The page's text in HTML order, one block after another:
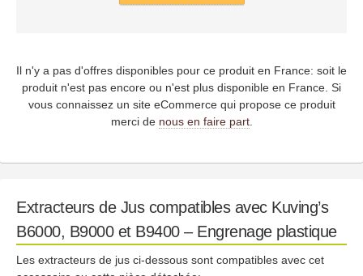
Il n'y a pas d'offres disponibles pour ce produit en France: soit le
produit n'est pas encore ou n'est plus disponible en France. Si
vous connaissez un site eCommerce qui propose ce produit
merci de nous en faire part.
Extracteurs de Jus compatibles avec Kuving’s
B6000, B9000 et B9400 – Engrenage plastique
Les extracteurs de jus ci-dessous sont compatibles avec cet